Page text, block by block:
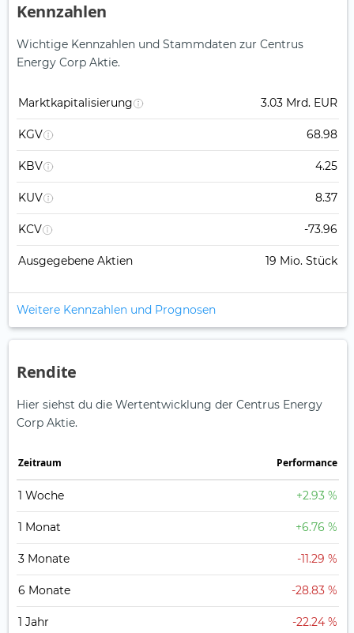
Kennzahlen
Wichtige Kennzahlen und Stammdaten zur Centrus
Energy Corp Aktie.
Marktkapitalisierung 3.03 Mrd. EUR
KGV 68.98
KBV 4.25
KUV 8.37
KCV -73.96
Ausgegebene Aktien 19 Mio. Stück
Weitere Kennzahlen und Prognosen
Rendite
Hier siehst du die Wertentwicklung der Centrus Energy
Corp Aktie.
Zeitraum Perfor­mance
1 Woche +2.93 %
1 Monat +6.76 %
3 Monate -11.29 %
6 Monate -28.83 %
1 Jahr -22.24 %